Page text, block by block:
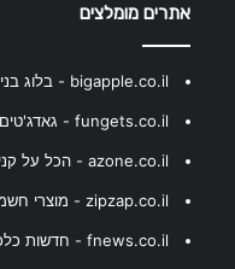
אתרים מומלצים
bigapple.co.il - בלוג בניית אתרים
fungets.co.il - גאדג'טים הכי שווים
azone.co.il - הכל על קניה באמזון
zipzap.co.il - מוצרי חשמל במחירים הגיוניים
fnews.co.il - חדשות כלכלה